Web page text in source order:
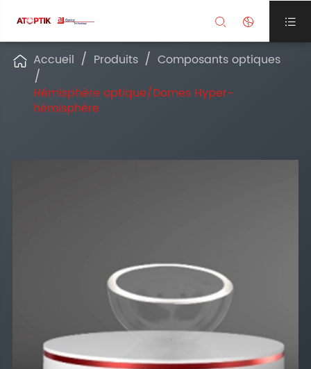
  
 Accueil Produits
Composants optiques
Hémisphère optique/Domes Hyper-
hémisphère